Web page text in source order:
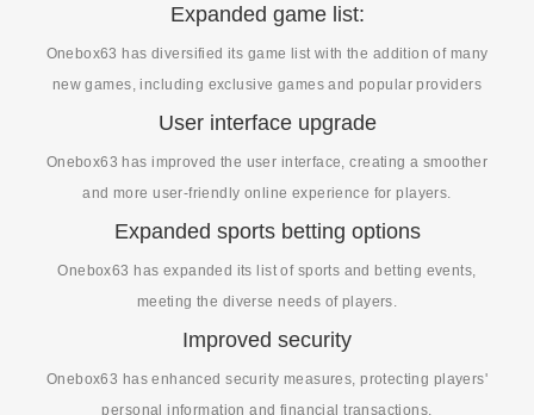
Expanded game list:
Onebox63 has diversified its game list with the addition of many
new games, including exclusive games and popular providers
User interface upgrade
Onebox63 has improved the user interface, creating a smoother
and more user-friendly online experience for players.
Expanded sports betting options
Onebox63 has expanded its list of sports and betting events,
meeting the diverse needs of players.
Improved security
Onebox63 has enhanced security measures, protecting players'
personal information and financial transactions.